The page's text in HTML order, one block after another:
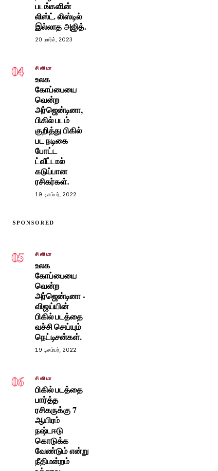
படங்களின்
லிஸ்ட். லிஸ்டில்
இல்லாத அஜித்.
20 மார்ச், 2023
04 சினிமா
உலக
கோப்பையை
வென்ற
அர்ஜென்டினா,
பிகில் படம்
குறித்து பிகில்
பட நடிகை
போட்ட
ட்வீட்டால்
கடுப்பான
ரசிகர்கள்.
19 டிசம்பர், 2022
SPONSORED
05 சினிமா
உலக
கோப்பையை
வென்ற
அர்ஜென்டினா -
விஜய்யின்
பிகில் படத்தை
வச்சி செய்யும்
நெட்டிசன்கள்.
19 டிசம்பர், 2022
06 சினிமா
பிகில் படத்தை
பார்த்த
ரசிகருக்கு 7
ஆயிரம்
நஷ்டஈடு
கொடுக்க
வேண்டும் என்று
நீதிமன்றம்